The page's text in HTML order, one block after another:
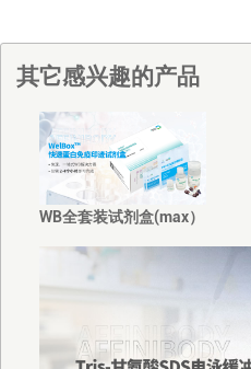
其它感兴趣的产品
WB全套装试剂盒(max）